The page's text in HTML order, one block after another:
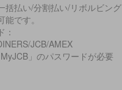
括払い/分割払い/リボルビング
です。
：
JCB/AMEX
」のパスワードが必要